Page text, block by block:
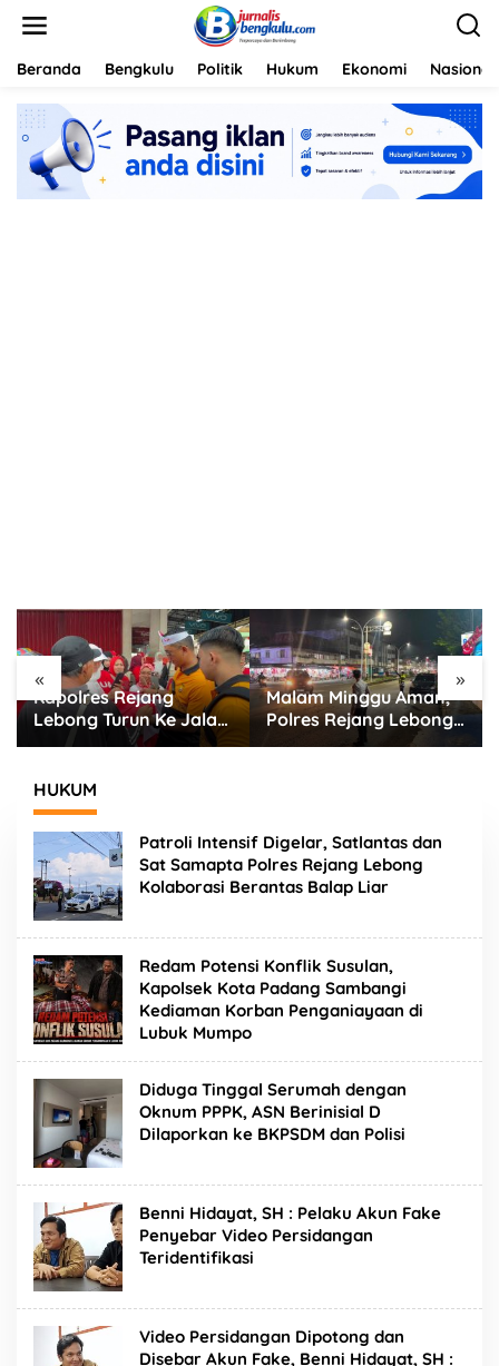
Beranda Bengkulu Politik Hukum Ekonomi Nasional
« »
Rejang
Turun Ke Jalan
Merah Putih di
Malam Minggu Aman,
Polres Rejang Lebong
Terjunkan Personel
Jamin
Warga,
Lebong
HUKUM
Patroli Intensif Digelar, Satlantas dan
Sat Samapta Polres Rejang Lebong
Kolaborasi Berantas Balap Liar
Redam Potensi Konflik Susulan,
Kapolsek Kota Padang Sambangi
Kediaman Korban Penganiayaan di
Lubuk Mumpo
Diduga Tinggal Serumah dengan
Oknum PPPK, ASN Berinisial D
Dilaporkan ke BKPSDM dan Polisi
Benni Hidayat, SH : Pelaku Akun Fake
Penyebar Video Persidangan
Teridentifikasi
Video Persidangan Dipotong dan
Disebar Akun Fake, Benni Hidayat, SH :